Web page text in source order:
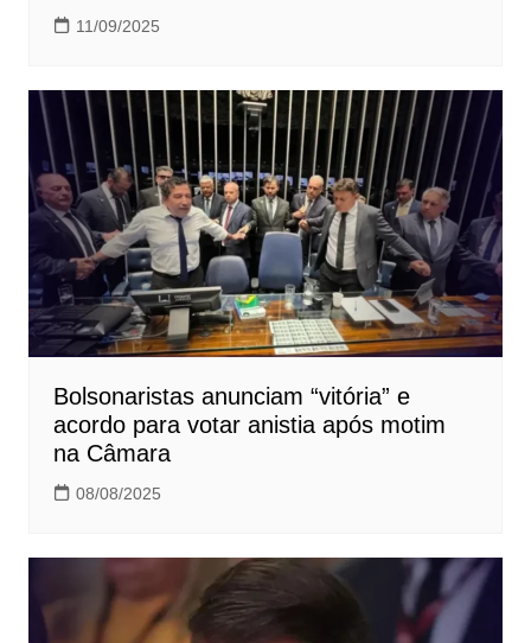
11/09/2025
Bolsonaristas anunciam “vitória” e
acordo para votar anistia após motim
na Câmara
08/08/2025